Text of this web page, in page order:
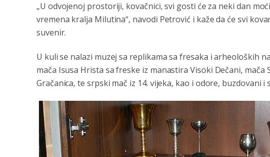
„U odvojenoj prostoriji, kovačnici, svi gosti će za neki dan
vremena kralja Milutina“, navodi Petrović i kaže da će svi
suvenir.
U kuli se nalazi muzej sa replikama sa fresaka i arheoloških
mača Isusa Hrista sa freske iz manastira Visoki Dečani,
Gračanica, te srpski mač iz 14. vijeka, kao i odore, buzdovani i